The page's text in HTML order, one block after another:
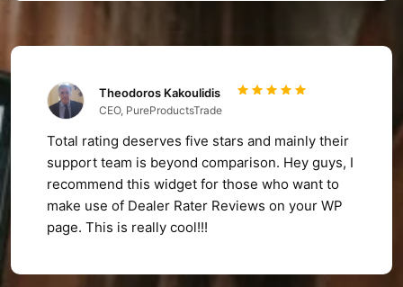
Theodoros Kakoulidis
CEO, PureProductsTrade
Total rating deserves five stars and mainly their
support team is beyond comparison. Hey guys, I
recommend this widget for those who want to
make use of Dealer Rater Reviews on your WP
page. This is really cool!!!